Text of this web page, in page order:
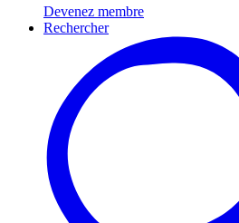
Devenez membre
Rechercher